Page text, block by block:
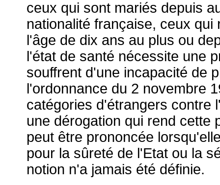
ceux qui sont mariés depuis
nationalité française, ceux
l'âge de dix ans au plus ou
l'état de santé nécessite une
souffrent d'une incapacité de
l'ordonnance du 2 novembre
catégories d'étrangers contre
une dérogation qui rend cette
peut être prononcée
pour la sûreté de l'Etat ou la
notion n'a jamais été définie.